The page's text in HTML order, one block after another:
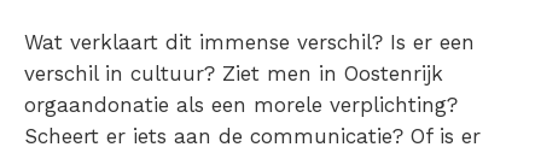
Wat verklaart dit immense verschil? Is er een
verschil in cultuur? Ziet men in Oostenrijk
orgaandonatie als een morele verplichting?
Scheert er iets aan de communicatie? Of is er